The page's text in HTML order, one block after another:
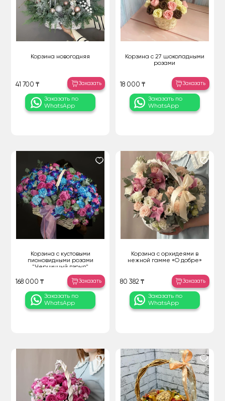
Корзина новогодняя
41 700 ₸ Заказать
Заказать по
WhatsApp
Корзина с 27 шоколадными
розами
18 000 ₸ Заказать
Заказать по
WhatsApp
Корзина с кустовыми
пионовидными розами
"Черничный взрыв"
168 000 ₸ Заказать
Заказать по
WhatsApp
Корзина с орхидеями в
нежной гамме «О добре»
80 382 ₸ Заказать
Заказать по
WhatsApp